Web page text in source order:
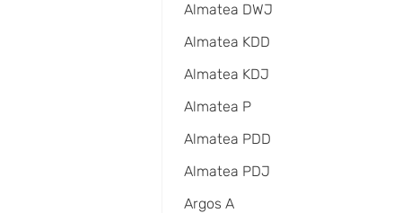
Almatea DWJ
Almatea KDD
Almatea KDJ
Almatea P
Almatea PDD
Almatea PDJ
Argos A